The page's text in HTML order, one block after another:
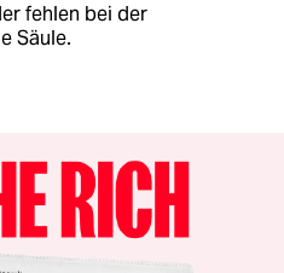
fehlen bei der
Säule.